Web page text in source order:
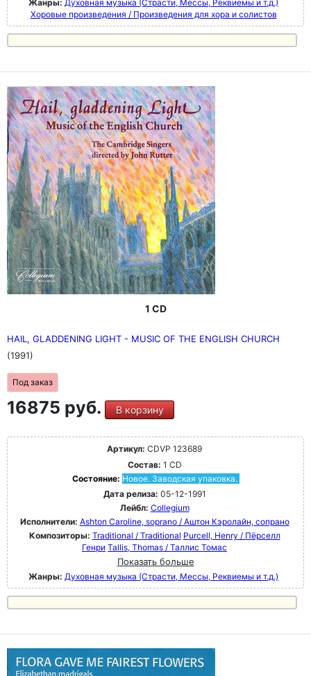
Жанры: Духовная музыка (Страсти, Мессы, Реквиемы и т.д.)
Хоровые произведения / Произведения для хора и солистов
1 CD
HAIL, GLADDENING LIGHT - MUSIC OF THE ENGLISH CHURCH
(1991)
Под заказ
16875 руб. В корзину
Артикул: CDVP 123689
Состав: 1 CD
Состояние: Новое. Заводская упаковка.
Дата релиза: 05-12-1991
Лейбл: Collegium
Исполнители: Ashton Caroline, soprano / Аштон Кэролайн, сопрано
Композиторы: Traditional / Traditional Purcell, Henry / Пёрселл
Генри Tallis, Thomas / Таллис Томас
Показать больше
Жанры: Духовная музыка (Страсти, Мессы, Реквиемы и т.д.)